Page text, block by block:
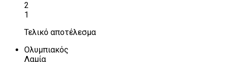
2
1
Τελικό αποτέλεσμα
Ολυμπιακός
Λαμία